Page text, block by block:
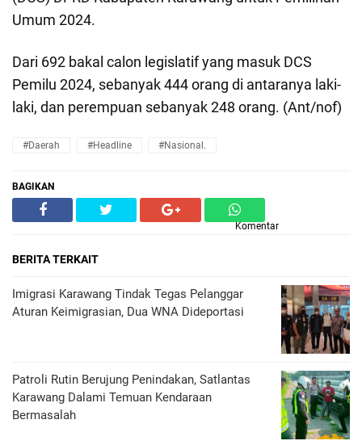
Umum 2024.
Dari 692 bakal calon legislatif yang masuk DCS
Pemilu 2024, sebanyak 444 orang di antaranya laki-
laki, dan perempuan sebanyak 248 orang. (Ant/nof)
#daerah #headline #nasional.
BAGIKAN
Komentar
BERITA TERKAIT
Imigrasi Karawang Tindak Tegas Pelanggar
Aturan Keimigrasian, Dua WNA Dideportasi
Patroli Rutin Berujung Penindakan, Satlantas
Karawang Dalami Temuan Kendaraan
Bermasalah